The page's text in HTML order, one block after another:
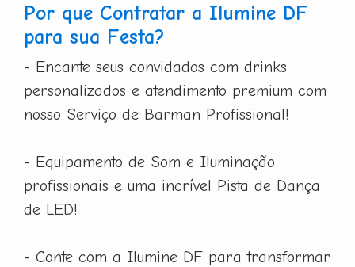
Por que Contratar a Ilumine DF
para sua Festa?
- Encante seus convidados com drinks
personalizados e atendimento premium com
nosso Serviço de Barman Profissional!
- Equipamento de Som e Iluminação
profissionais e uma incrível Pista de Dança
de LED!
- Conte com a Ilumine DF para transformar